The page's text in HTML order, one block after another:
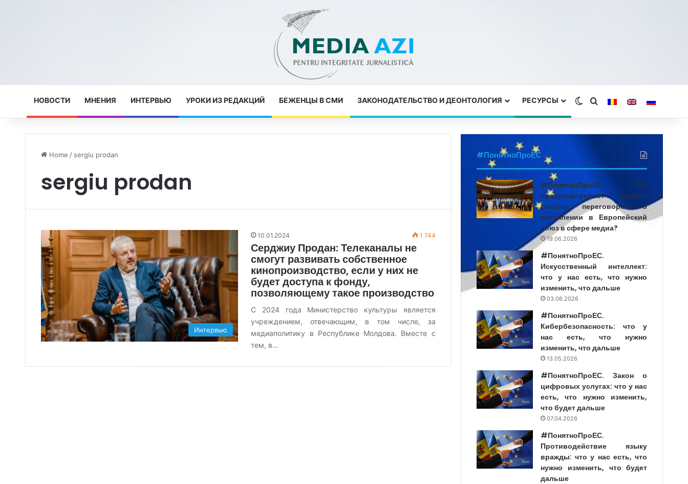
НОВОСТИ МНЕНИЯ ИНТЕРВЬЮ УРОКИ ИЗ РЕДАКЦИЙ БЕЖЕНЦЫ В СМИ ЗАКОНОДАТЕЛЬСТВО И ДЕОНТОЛОГИЯ РЕСУРСЫ Switch skin
Search for
Home / sergiu prodan
sergiu prodan
Интервью
10.01.2024 1 744
Серджиу Продан: Телеканалы не
смогут развивать собственное
кинопроизводство, если у них не
будет доступа к фонду,
позволяющему такое производство
С 2024 года Министерство культуры является
учреждением, отвечающим, в том числе, за
медиаполитику в Республике Молдова. Вместе с
тем, в…
#ПонятноПроЕС
#ПонятноПроЕС. Что
предусматривает первый
кластер переговоров о
вступлении в Европейский
союз в сфере медиа?
19.06.2026
#ПонятноПроЕС.
Искусственный интеллект:
что у нас есть, что нужно
изменить, что дальше
03.06.2026
#ПонятноПроЕС.
Кибербезопасность: что у
нас есть, что нужно
изменить, что дальше
13.05.2026
#ПонятноПроЕС. Закон о
цифровых услугах: что у нас
есть, что нужно изменить,
что будет дальше
07.04.2026
#ПонятноПроЕС.
Противодействие языку
вражды: что у нас есть, что
нужно изменить, что будет
дальше